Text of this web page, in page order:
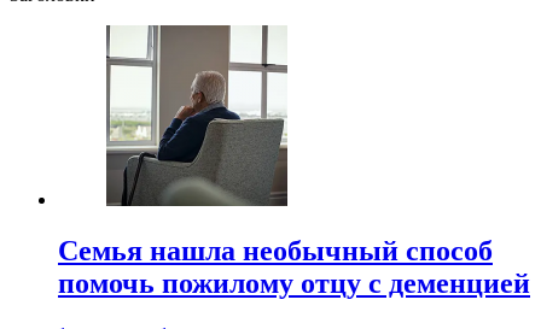
Семья нашла необычный способ
помочь пожилому отцу с деменцией